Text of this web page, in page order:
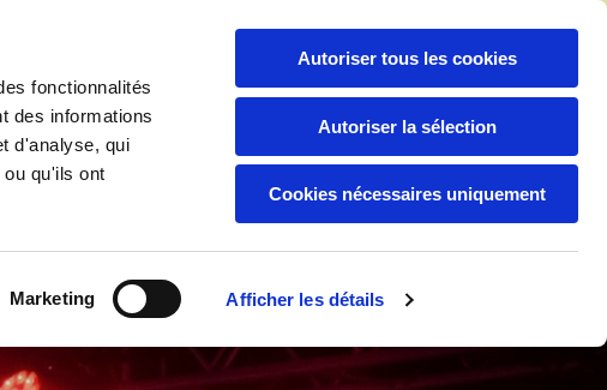
fonctionnalités
des informations
d'analyse, qui
qu'ils ont
Marketing Afficher les détails
Autoriser tous les cookies
Autoriser la sélection
Cookies nécessaires uniquement
Boutique
06 94 04 92 88/05 94 30 59 44
Nos Services